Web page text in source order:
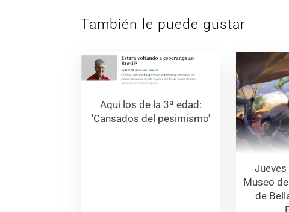
También le puede gustar
Aquí los de la 3ª edad:
'Cansados del pesimismo'
Jueves
Museo
de